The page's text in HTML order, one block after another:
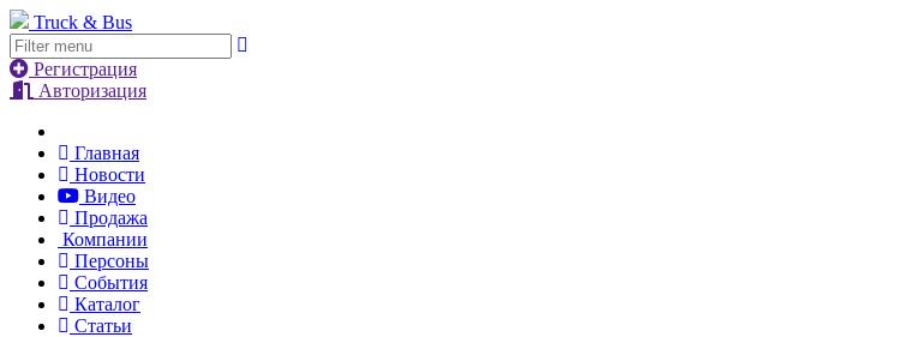
Truck & Bus
Регистрация
Авторизация
Главная
Новости
Видео
Продажа
Компании
Персоны
События
Каталог
Статьи